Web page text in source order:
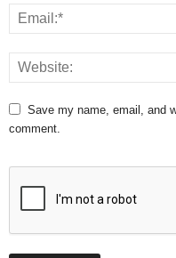
Save my name, email, and
comment.